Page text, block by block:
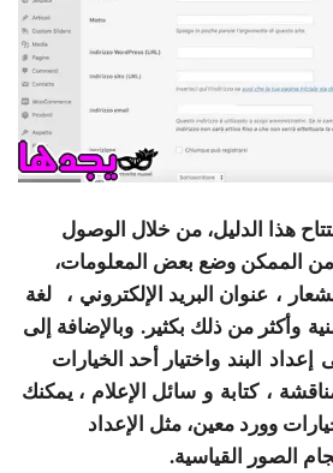
هذا الدليل، من خلال الوصول
من الممكن وضع بعض المعلومات،
، عنوان البريد الإلكتروني ، لغة
وأكثر من ذلك بكثير. وبالإضافة إلى
إعداد البند واختيار أحد الخيارات
،كتابة و سائل الإعلام ، يمكنك
وورد معين، مثل الإعداد
الصور القياسية.